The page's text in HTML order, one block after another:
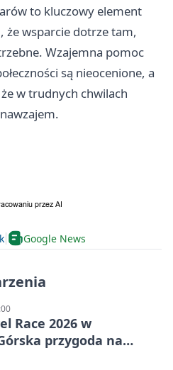
to kluczowy element
że wsparcie dotrze tam,
Wzajemna pomoc
są nieocenione, a
w trudnych chwilach
Google News
Race 2026 w
przygoda na